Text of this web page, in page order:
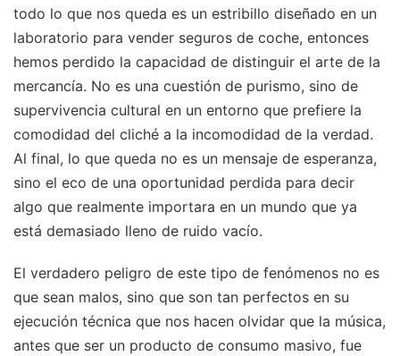
todo lo que nos queda es un estribillo diseñado en un
laboratorio para vender seguros de coche, entonces
hemos perdido la capacidad de distinguir el arte de la
mercancía. No es una cuestión de purismo, sino de
supervivencia cultural en un entorno que prefiere la
comodidad del cliché a la incomodidad de la verdad.
Al final, lo que queda no es un mensaje de esperanza,
sino el eco de una oportunidad perdida para decir
algo que realmente importara en un mundo que ya
está demasiado lleno de ruido vacío.
El verdadero peligro de este tipo de fenómenos no es
que sean malos, sino que son tan perfectos en su
ejecución técnica que nos hacen olvidar que la música,
antes que ser un producto de consumo masivo, fue